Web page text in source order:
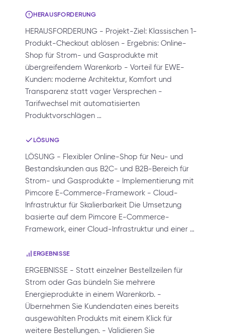
HERAUSFORDERUNG
HERAUSFORDERUNG - Projekt-Ziel: Klassischen 1-
Produkt-Checkout ablösen - Ergebnis: Online-
Shop für Strom- und Gasprodukte mit
übergreifendem Warenkorb - Vorteil für EWE-
Kunden: moderne Architektur, Komfort und
Transparenz statt vager Versprechen -
Tarifwechsel mit automatisierten
Produktvorschlägen …
LÖSUNG
LÖSUNG - Flexibler Online-Shop für Neu- und
Bestandskunden aus B2C- und B2B-Bereich für
Strom- und Gasprodukte - Implementierung mit
Pimcore E-Commerce-Framework - Cloud-
Infrastruktur für Skalierbarkeit Die Umsetzung
basierte auf dem Pimcore E-Commerce-
Framework, einer Cloud-Infrastruktur und einer …
ERGEBNISSE
ERGEBNISSE - Statt einzelner Bestellzeilen für
Strom oder Gas bündeln Sie mehrere
Energieprodukte in einem Warenkorb. -
Übernehmen Sie Kundendaten eines bereits
ausgewählten Produkts mit einem Klick für
weitere Bestellungen. - Validieren Sie